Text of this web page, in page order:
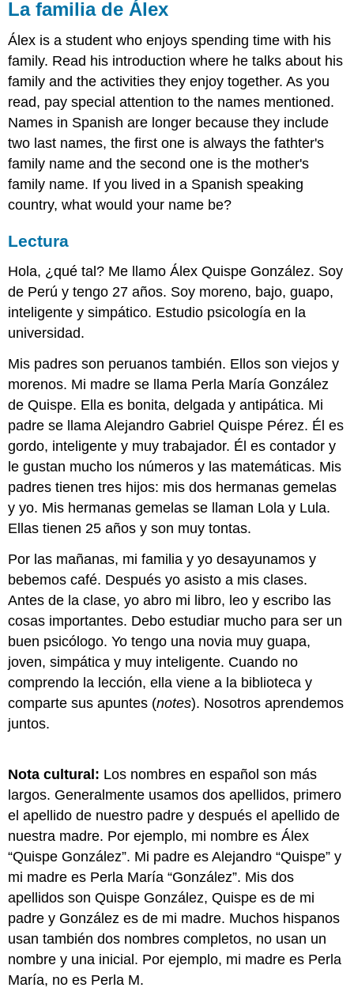
La familia de Álex
Álex is a student who enjoys spending time with his
family. Read his introduction where he talks about his
family and the activities they enjoy together. As you
read, pay special attention to the names mentioned.
Names in Spanish are longer because they include
two last names, the first one is always the fathter's
family name and the second one is the mother's
family name. If you lived in a Spanish speaking
country, what would your name be?
Lectura
Hola, ¿qué tal? Me llamo Álex Quispe González. Soy
de Perú y tengo 27 años. Soy moreno, bajo, guapo,
inteligente y simpático. Estudio psicología en la
universidad.
Mis padres son peruanos también. Ellos son viejos y
morenos. Mi madre se llama Perla María González
de Quispe. Ella es bonita, delgada y antipática. Mi
padre se llama Alejandro Gabriel Quispe Pérez. Él es
gordo, inteligente y muy trabajador. Él es contador y
le gustan mucho los números y las matemáticas. Mis
padres tienen tres hijos: mis dos hermanas gemelas
y yo. Mis hermanas gemelas se llaman Lola y Lula.
Ellas tienen 25 años y son muy tontas.
Por las mañanas, mi familia y yo desayunamos y
bebemos café. Después yo asisto a mis clases.
Antes de la clase, yo abro mi libro, leo y escribo las
cosas importantes. Debo estudiar mucho para ser un
buen psicólogo. Yo tengo una novia muy guapa,
joven, simpática y muy inteligente. Cuando no
comprendo la lección, ella viene a la biblioteca y
comparte sus apuntes (notes). Nosotros aprendemos
juntos.
Nota cultural: Los nombres en español son más
largos. Generalmente usamos dos apellidos, primero
el apellido de nuestro padre y después el apellido de
nuestra madre. Por ejemplo, mi nombre es Álex
“Quispe González”. Mi padre es Alejandro “Quispe” y
mi madre es Perla María “González”. Mis dos
apellidos son Quispe González, Quispe es de mi
padre y González es de mi madre. Muchos hispanos
usan también dos nombres completos, no usan un
nombre y una inicial. Por ejemplo, mi madre es Perla
María, no es Perla M.